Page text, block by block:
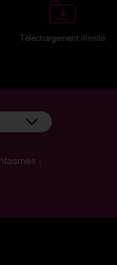
Téléchargement illimité
: